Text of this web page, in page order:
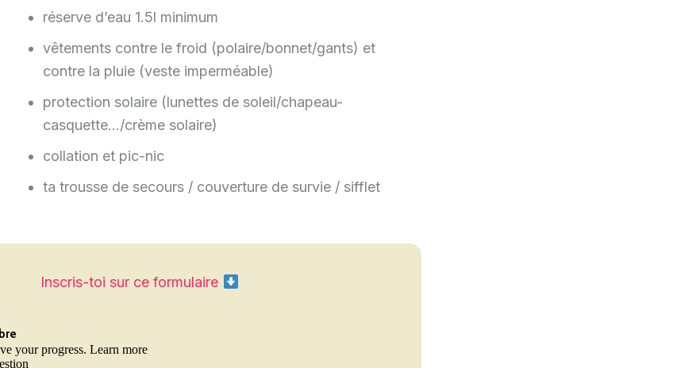
réserve d’eau 1.5l minimum
vêtements contre le froid (polaire/bonnet/gants) et
contre la pluie (veste imperméable)
protection solaire (lunettes de soleil/chapeau-
casquette…/crème solaire)
collation et pic-nic
ta trousse de secours / couverture de survie / sifflet
Inscris-toi sur ce formulaire